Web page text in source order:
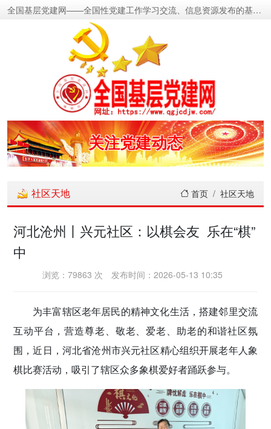
全国基层党建网——全国性党建工作学习交流、信息资源发布的基层党建新闻门户网
密切党群关系
传递党的声音
关注党建动态
传递党的声音
社区天地 首页 社区天地
河北沧州丨兴元社区：以棋会友 乐在“棋”
中
浏览：79863 次 发布时间：2026-05-13 10:35
为丰富辖区老年居民的精神文化生活，搭建邻里交流
互动平台，营造尊老、敬老、爱老、助老的和谐社区氛
围，近日，河北省沧州市兴元社区精心组织开展老年人象
棋比赛活动，吸引了辖区众多象棋爱好者踊跃参与。